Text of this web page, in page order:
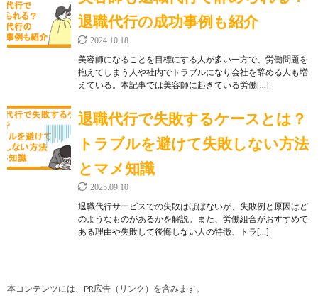
退職代行の成功事例も紹介
2024.10.18
美容師になることを目標にする人が多い一方で、労働問題を
抱えてしまう人や社内でトラブルになり会社を辞める人も増
えている。本記事では美容師に起きている労働[…]
退職代行で失敗するケースとは？
トラブルを避けて失敗しない方法
とマメ知識
2025.09.10
退職代行サービスでの失敗はほぼないが、失敗例と原因はど
のようなものがあるかを解説。また、労働組合がおすすめで
ある理由や失敗して後悔しない人の特徴、トラ[…]
本コンテンツには、PR広告（リンク）を含みます。